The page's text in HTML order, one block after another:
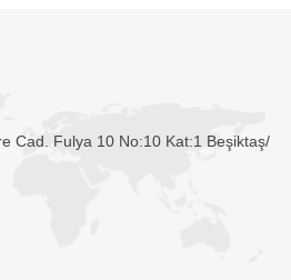
Cad. Fulya 10 No:10 Kat:1 Beşiktaş/